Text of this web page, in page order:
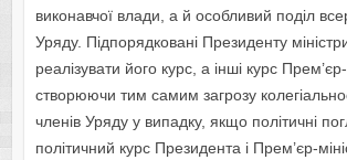
виконавчої влади, а й особливий поділ
Уряду. Підпорядковані Президенту
реалізувати його курс, а інші курс Прем’єр-
створюючи тим самим загрозу
членів Уряду у випадку, якщо політичні
політичний курс Президента і Прем’єр-